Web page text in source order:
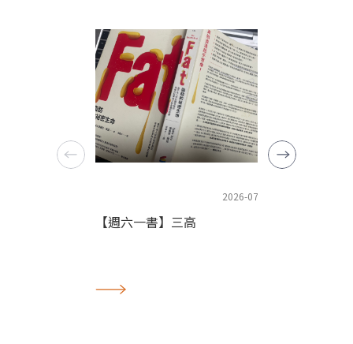
2026-07-11
【週六一書】三高